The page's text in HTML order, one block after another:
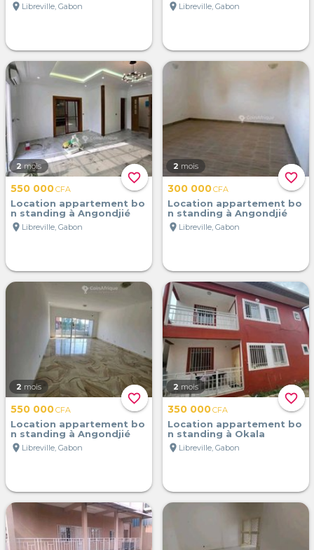
location_on Libreville, Gabon
location_on Libreville, Gabon
favorite_border
2 mois
550 000CFA
Location appartement bo
n standing à Angondjié
location_on Libreville, Gabon
favorite_border
2 mois
300 000CFA
Location appartement bo
n standing à Angondjié
location_on Libreville, Gabon
favorite_border
2 mois
550 000CFA
Location appartement bo
n standing à Angondjié
location_on Libreville, Gabon
favorite_border
2 mois
350 000CFA
Location appartement bo
n standing à Okala
location_on Libreville, Gabon